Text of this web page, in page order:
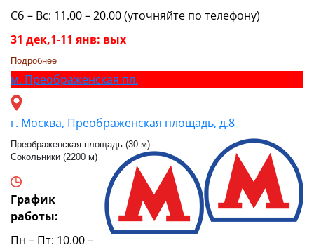
Сб – Вс: 11.00 – 20.00 (уточняйте по телефону)
31 дек,1-11 янв: вых
Подробнее
м. Преображенская пл.
г. Москва, Преображенская площадь, д.8
Преображенская площадь (30 м)
Сокольники (2200 м)
График
работы:
Пн – Пт: 10.00 –